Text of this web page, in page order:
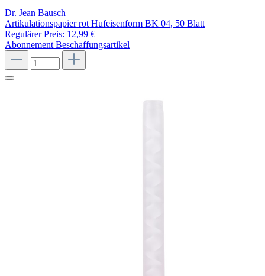
Dr. Jean Bausch
Artikulationspapier rot Hufeisenform BK 04, 50 Blatt
Regulärer Preis: 12,99 €
Abonnement Beschaffungsartikel